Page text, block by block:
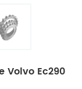
Volvo Ec290